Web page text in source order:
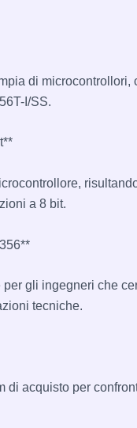
di microcontrollori,
I/SS.
a 8 bit.
gli ingegneri che
tecniche.
di acquisto per